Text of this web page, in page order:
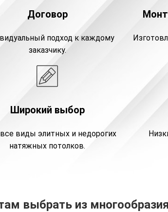
Договор
подход к каждому
заказчику.
Широкий выбор
виды элитных и недорогих
натяжных потолков.
выбрать из